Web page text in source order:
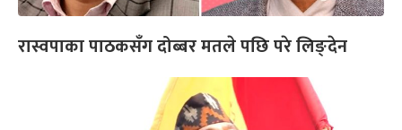
रास्वपाका पाठकसँग दोब्बर मतले पछि परे लिङ्देन